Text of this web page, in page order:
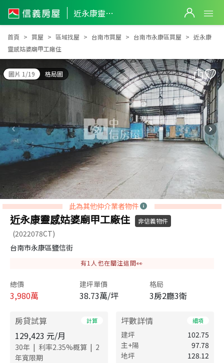
近永康靈感姑婆廟甲工廠住
近永康靈感姑婆廟甲工廠住
首頁 買屋 區域找屋 台南市買屋 台南市永康區買屋
近永康
靈感姑婆廟甲工廠住
圖片 1/19 格局圖
此為其他仲介業者物件
近永康靈感姑婆廟甲工廠住 非信義物件
(2022078CT)
台南市永康區鹽信街
有1 人也在關注這間👀
總價
3,980萬
建坪單價
38.73萬/坪
格局
3房2廳3衛
房貸試算 計算
129,423 元/月
30年 | 利率2.35%概算 | 2
年寬限期
坪數詳情 細項
建坪
102.75
主+陽
97.78
地坪
128.12